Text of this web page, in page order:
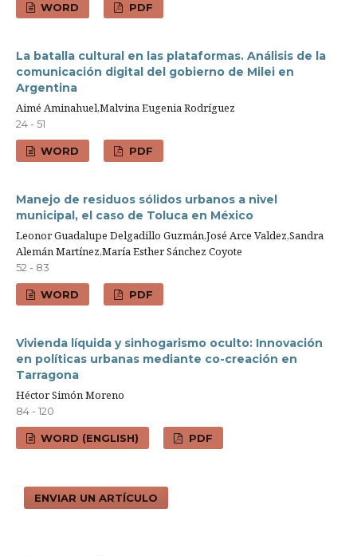
WORD PDF
La batalla cultural en las plataformas. Análisis de la
comunicación digital del gobierno de Milei en
Argentina
Aimé Aminahuel,Malvina Eugenia Rodríguez
24 - 51
WORD PDF
Manejo de residuos sólidos urbanos a nivel
municipal, el caso de Toluca en México
Leonor Guadalupe Delgadillo Guzmán,José Arce Valdez,Sandra
Alemán Martínez,María Esther Sánchez Coyote
52 - 83
WORD PDF
Vivienda líquida y sinhogarismo oculto: Innovación
en políticas urbanas mediante co-creación en
Tarragona
Héctor Simón Moreno
84 - 120
WORD (ENGLISH) PDF
ENVIAR UN ARTÍCULO